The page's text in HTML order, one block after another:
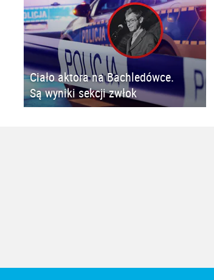
Ciało aktora na Bachledówce.
Są wyniki sekcji zwłok